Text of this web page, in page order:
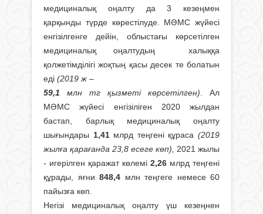
медициналық оңалту да 3 кезеңмен
қарқынды түрде көрестілуде. МӘМС жүйесі
енгізілгенге дейін, облыстағы көрсетілген
медициналық оңалтудың халыққа
қолжетімділігі жоқтың қасы десек те болатын
еді (2019 ж –
59,1 млн тг қызметі көрсетілген). Ал
МӘМС жүйесі енгізіліген 2020 жылдан
бастап, барлық медициналық оңалту
шығындары 1,41млрд теңгені құраса(2019
жылға қарағанда 23,8 есеге көп), 2021 жылы
- игерілген қаражат көлемі 2,26 млрд теңгені
құрады, яғни 848,4 млн теңгеге немесе 60
пайызға көп.
Негізі медициналық оңалту үш кезеңнен